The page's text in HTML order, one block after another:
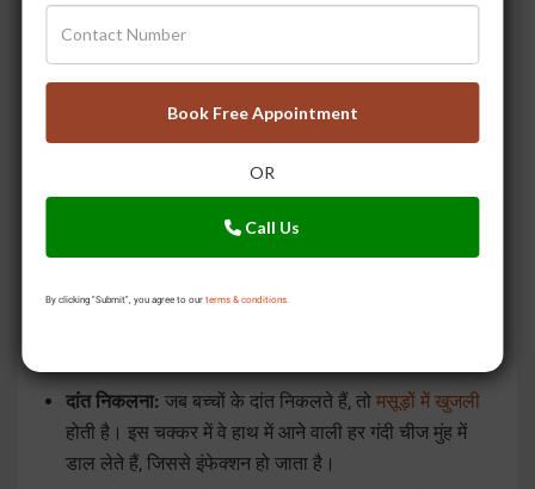
Book Free Appointment
OR
Call Us
By clicking "Submit", you agree to our terms & conditions.
वजहें हैं?
सिर्फ गर्मी या मौसम बदलना ही नहीं, बच्चों में दस्त (लूज मोशन) के पीछे
रोटावायरस:5 साल से छोटे बच्चों में गंभीर दस्त और उल्टी की
दांत निकलना: जब बच्चों के दांत निकलते हैं, तो मसूड़ों में खुजली
होती है। इस चक्कर में वे हाथ में आने वाली हर गंदी चीज मुंह में
डाल लेते हैं, जिससे इंफेक्शन हो जाता है।